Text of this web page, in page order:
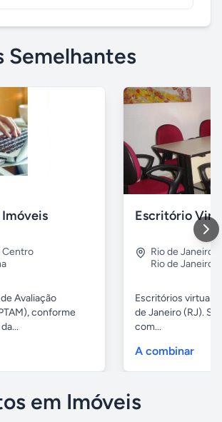
Semelhantes
Centro
Avaliação
conforme
Escritório
Rio de Janeiro
Rio de Janeiro
Escritórios virtuais
de Janeiro (RJ).
com...
A combinar
em Imóveis